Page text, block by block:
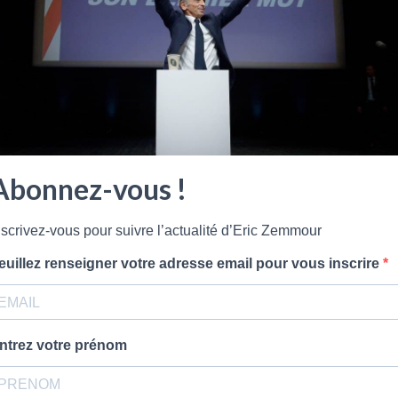
vous !
vous pour suivre l’actualité d’Eric Zemmour
renseigner votre adresse email pour vous inscrire
votre prénom